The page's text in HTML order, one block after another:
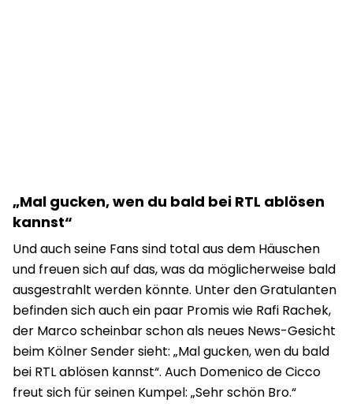
„Mal gucken, wen du bald bei RTL ablösen
kannst“
Und auch seine Fans sind total aus dem Häuschen
und freuen sich auf das, was da möglicherweise bald
ausgestrahlt werden könnte. Unter den Gratulanten
befinden sich auch ein paar Promis wie Rafi Rachek,
der Marco scheinbar schon als neues News-Gesicht
beim Kölner Sender sieht: „Mal gucken, wen du bald
bei RTL ablösen kannst“. Auch Domenico de Cicco
freut sich für seinen Kumpel: „Sehr schön Bro.“